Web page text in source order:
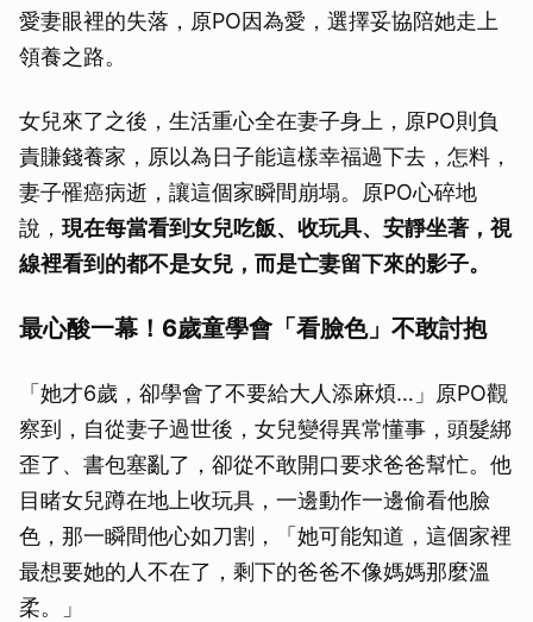
愛妻眼裡的失落，原PO因為愛，選擇妥協陪她走上
領養之路。
女兒來了之後，生活重心全在妻子身上，原PO則負
責賺錢養家，原以為日子能這樣幸福過下去，怎料，
妻子罹癌病逝，讓這個家瞬間崩塌。原PO心碎地
說， 現在每當看到女兒吃飯、收玩具、安靜坐著，視
線裡看到的都不是女兒，而是亡妻留下來的影子。
最心酸一幕！6歲童學會「看臉色」不敢討抱
「她才6歲，卻學會了不要給大人添麻煩…」原PO觀
察到，自從妻子過世後，女兒變得異常懂事，頭髮綁
歪了、書包塞亂了，卻從不敢開口要求爸爸幫忙。他
目睹女兒蹲在地上收玩具，一邊動作一邊偷看他臉
色，那一瞬間他心如刀割，「她可能知道，這個家裡
最想要她的人不在了，剩下的爸爸不像媽媽那麼溫
柔。」